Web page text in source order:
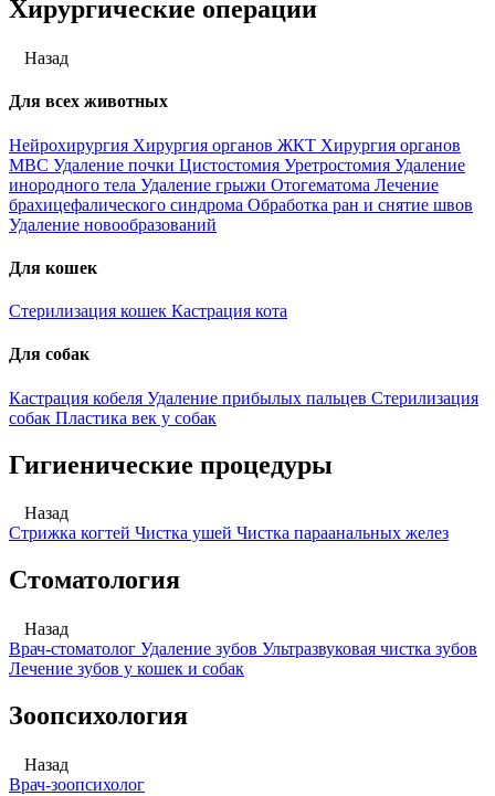
Хирургические операции
Назад
Для всех животных
Нейрохирургия Хирургия органов ЖКТ Хирургия органов
МВС Удаление почки Цистостомия Уретростомия Удаление
инородного тела Удаление грыжи Отогематома Лечение
брахицефалического синдрома Обработка ран и снятие швов
Удаление новообразований
Для кошек
Стерилизация кошек Кастрация кота
Для собак
Кастрация кобеля Удаление прибылых пальцев Стерилизация
собак Пластика век у собак
Гигиенические процедуры
Назад
Стрижка когтей Чистка ушей Чистка параанальных желез
Стоматология
Назад
Врач-стоматолог Удаление зубов Ультразвуковая чистка зубов
Лечение зубов у кошек и собак
Зоопсихология
Назад
Врач-зоопсихолог